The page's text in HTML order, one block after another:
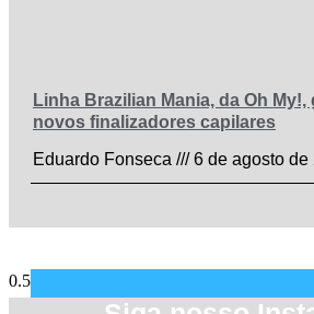
Linha Brazilian Mania, da Oh
novos finalizadores capilares
Eduardo Fonseca
6 de agosto de